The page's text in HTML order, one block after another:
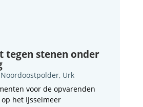
tegen stenen onder
Noordoostpolder, Urk
voor de opvarenden
het IJsselmeer